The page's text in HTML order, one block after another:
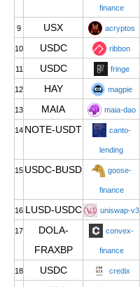
finance
9 USX acryptos
10 USDC ribbon
11 USDC fringe
12 HAY magpie
13 MAIA maia-dao
14 NOTE-USDT canto-
lending
15 USDC-BUSD goose-
finance
16 LUSD-USDC uniswap-v3
17
DOLA-
FRAXBP
convex-
finance
18 USDC credix